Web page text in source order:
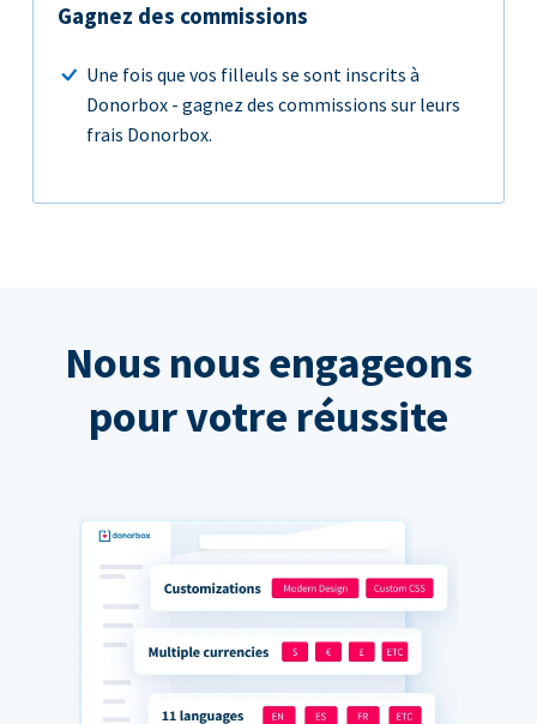
Gagnez des commissions
Une fois que vos filleuls se sont inscrits à
Donorbox - gagnez des commissions sur leurs
frais Donorbox.
Nous nous engageons
pour votre réussite